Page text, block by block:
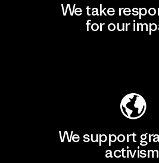
We take
for our
We support